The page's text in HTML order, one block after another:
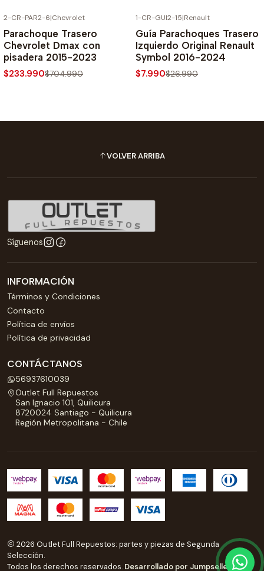
2-CR-PAR2-6|Chevrolet
Parachoque Trasero
Chevrolet Dmax con
pisadera 2015-2023
$233.990$704.990
1-CR-GUI2-15|Renault
Guía Parachoques Trasero
Izquierdo Original Renault
Symbol 2016-2024
$7.990$26.990
VOLVER ARRIBA
Síguenos
INFORMACIÓN
Términos y Condiciones
Contacto
Política de envíos
Política de privacidad
CONTÁCTANOS
56937610039
Outlet Full Repuestos
San Ignacio 101, Quilicura
8720024 Santiago - Quilicura
Región Metropolitana - Chile
2026 Outlet Full Repuestos: partes y piezas de Segunda
Selección.
Todos los derechos reservados. Desarrollado por Jumpseller